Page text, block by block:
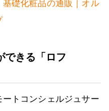
礎化粧品の通販｜オル
できる「ロフ
トコンシェルジュサー